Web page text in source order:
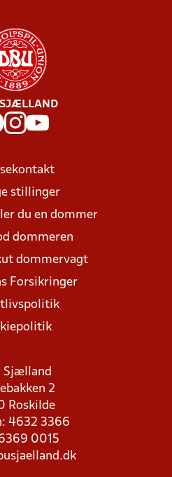
SJÆLLAND
stillinger
du en dommer
dommeren
dommervagt
Forsikringer
Sjælland
2
Roskilde
4632 3366
0015